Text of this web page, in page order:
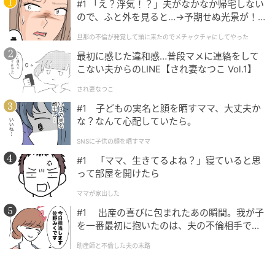
ウーマンエキサイト
#1 「え？浮気！？」夫がなかなか帰宅しない
ので、ふと外を見ると…→予期せぬ光景が！
クチャにしてやった
旦那の不倫が発覚して頭に来たのでメチャクチャにしてやった
最初に感じた違和感…普段マメに連絡をして
こない夫からのLINE【され妻なつこ Vol.1】
され妻なつこ
#1 子どもの実名と顔を晒すママ、大丈夫か
な？なんて心配していたら。
SNSに子供の顔を晒すママ
#1 「ママ、生きてるよね？」寝ていると思
って部屋を開けたら
ママが家出した
#1 出産の喜びに包まれたあの瞬間。我が子
を一番最初に抱いたのは、夫の不倫相手でし
助産師と不倫した夫の末路